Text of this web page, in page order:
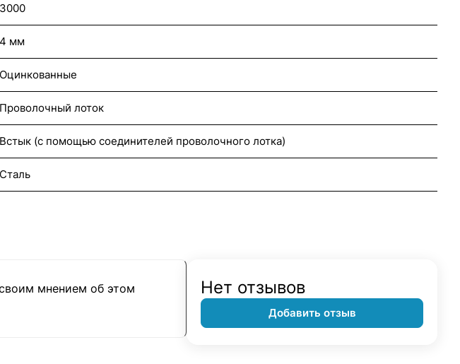
3000
4 мм
Оцинкованные
Проволочный лоток
Встык (с помощью соединителей проволочного лотка)
Сталь
мнением об этом
Нет отзывов
Добавить отзыв